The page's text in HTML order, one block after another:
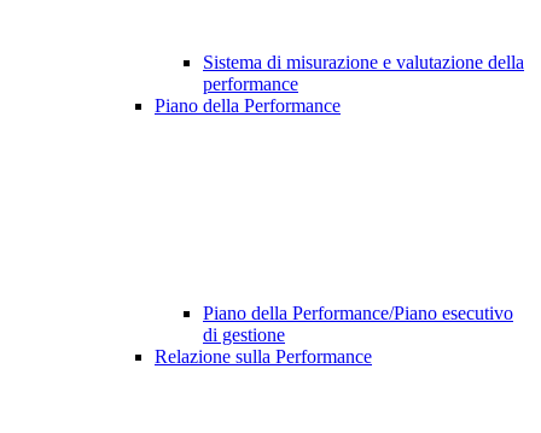
Sistema di misurazione e valutazione della
performance
Piano della Performance
Piano della Performance/Piano esecutivo
di gestione
Relazione sulla Performance